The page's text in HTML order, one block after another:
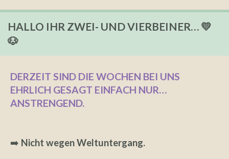
HALLO IHR ZWEI- UND VIERBEINER… 💛
🐶
DERZEIT SIND DIE WOCHEN BEI UNS
EHRLICH GESAGT EINFACH NUR…
ANSTRENGEND.
➡️ Nicht wegen Weltuntergang.